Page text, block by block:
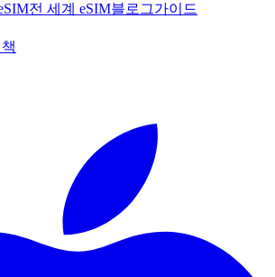
전 세계 eSIM블로그가이드